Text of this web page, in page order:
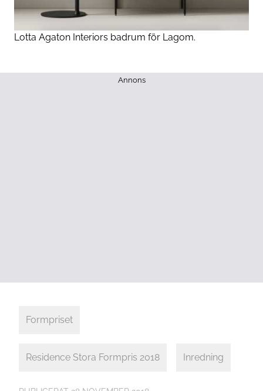
Lotta Agaton Interiors badrum för Lagom.
Annons
Formpriset
Residence Stora Formpris 2018 Inredning